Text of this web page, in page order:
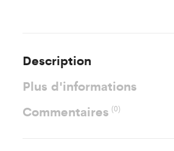
Description
Plus d'informations
Commentaires(0)